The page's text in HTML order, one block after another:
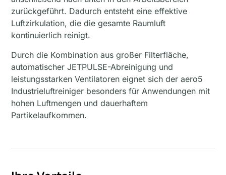
zurückgeführt. Dadurch entsteht eine effektive
Luftzirkulation, die die gesamte Raumluft
kontinuierlich reinigt.
Durch die Kombination aus großer Filterfläche,
automatischer JETPULSE-Abreinigung und
leistungsstarken Ventilatoren eignet sich der aero5
Industrieluftreiniger besonders für Anwendungen mit
hohen Luftmengen und dauerhaftem
Partikelaufkommen.